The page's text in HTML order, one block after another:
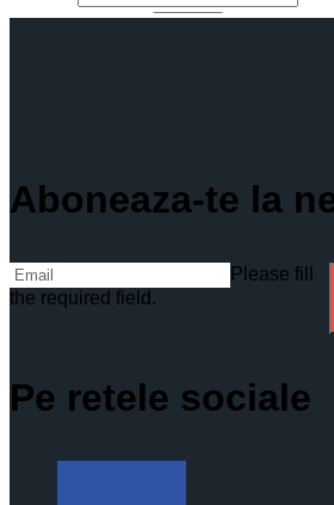
Aboneaza-te la
Please fill
the required field.
Pe retele sociale